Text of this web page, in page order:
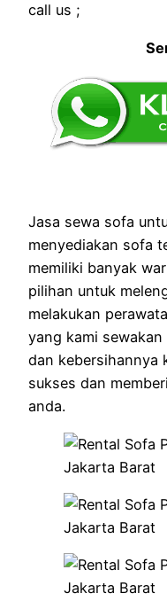
call us ;
Jasa sewa sofa
menyediakan sofa
memiliki banyak
pilihan untuk
melakukan
yang kami
dan kebersihannya
sukses dan
anda.